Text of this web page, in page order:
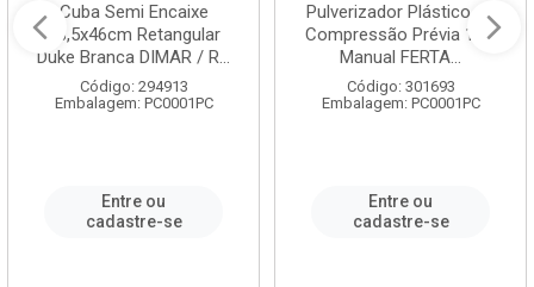
Cuba Semi Encaixe
58,5x46cm Retangular
Duke Branca DIMAR / R...
Código: 294913
Embalagem: PC0001PC
Entre ou
cadastre-se
Pulverizador Plástico de
Compressão Prévia 1,5L
Manual FERTA...
Código: 301693
Embalagem: PC0001PC
Entre ou
cadastre-se